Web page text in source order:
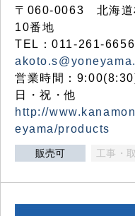
〒060-0063 北海道
10番地
TEL：011-261-
営業時間：
日・祝・他
http://
eyama/products
販売可 工事・